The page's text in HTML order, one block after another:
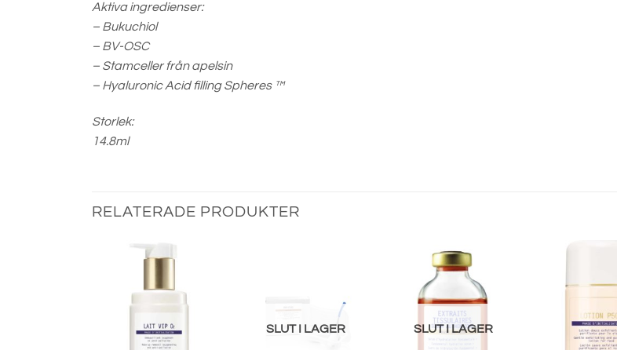
Aktiva ingredienser:
– Bukuchiol
– BV-OSC
– Stamceller från apelsin
– Hyaluronic Acid filling Spheres ™
Storlek:
14.8ml
RELATERADE PRODUKTER
SLUT I LAGER SLUT I LAGER